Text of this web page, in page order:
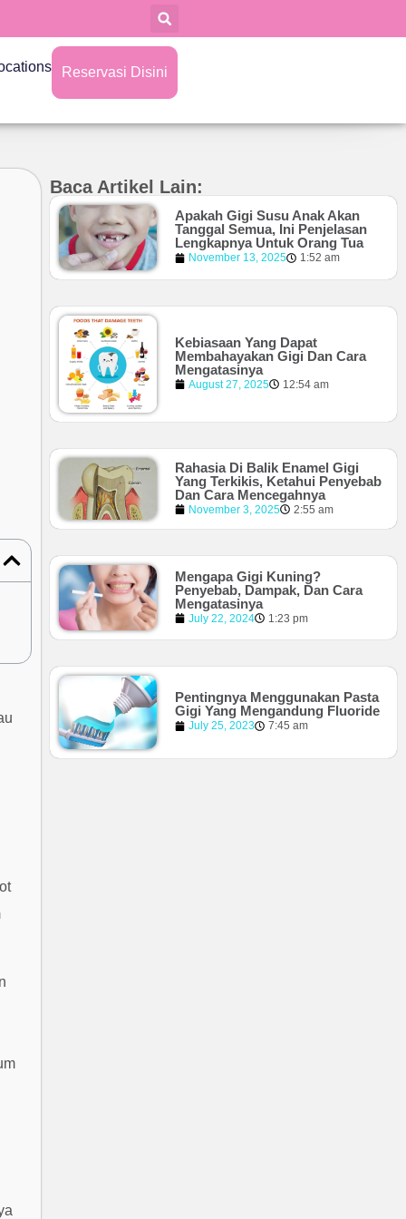
Reservasi Disini
Baca Artikel Lain:
Apakah Gigi Susu Anak Akan
Tanggal Semua, Ini Penjelasan
Lengkapnya Untuk Orang Tua
November 13, 2025 1:52 am
Kebiasaan Yang Dapat
Membahayakan Gigi Dan Cara
Mengatasinya
August 27, 2025 12:54 am
Rahasia Di Balik Enamel Gigi
Yang Terkikis, Ketahui Penyebab
Dan Cara Mencegahnya
November 3, 2025 2:55 am
Mengapa Gigi Kuning?
Penyebab, Dampak, Dan Cara
Mengatasinya
July 22, 2024 1:23 pm
Pentingnya Menggunakan Pasta
Gigi Yang Mengandung Fluoride
July 25, 2023 7:45 am